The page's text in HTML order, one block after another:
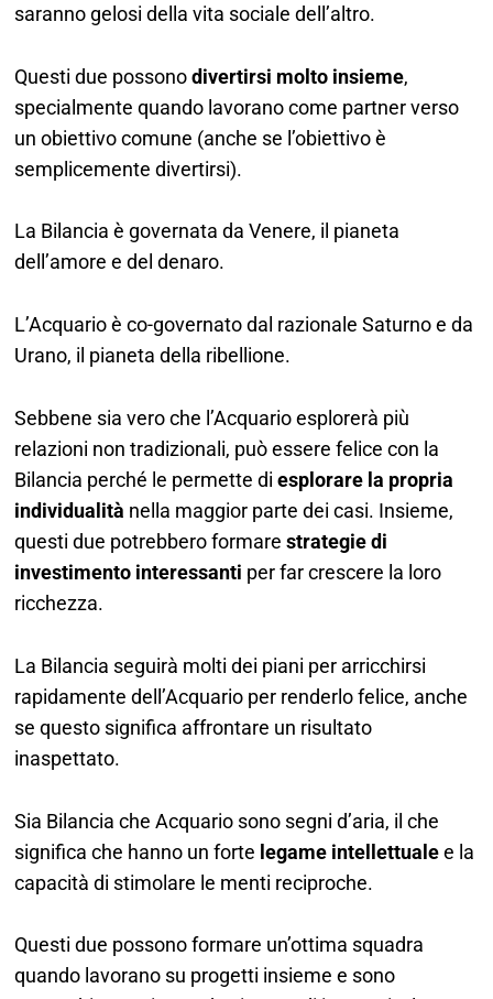
saranno gelosi della vita sociale dell’altro.
Questi due possonodivertirsi molto insieme,
specialmente quando lavorano come partner verso
un obiettivo comune (anche se l’obiettivo è
semplicemente divertirsi).
La Bilancia è governata da Venere, il pianeta
dell’amore e del denaro.
L’Acquario è co-governato dal razionale Saturno e da
Urano, il pianeta della ribellione.
Sebbene sia vero che l’Acquario esplorerà più
relazioni non tradizionali, può essere felice con la
Bilancia perché le permette diesplorare la propria
individualità nella maggior parte dei casi. Insieme,
questi due potrebbero formarestrategie di
investimento interessanti per far crescere la loro
ricchezza.
La Bilancia seguirà molti dei piani per arricchirsi
rapidamente dell’Acquario per renderlo felice, anche
se questo significa affrontare un risultato
inaspettato.
Sia Bilancia che Acquario sono segni d’aria, il che
significa che hanno un forte legame intellettualee la
capacità di stimolare le menti reciproche.
Questi due possono formare un’ottima squadra
quando lavorano su progetti insieme e sono